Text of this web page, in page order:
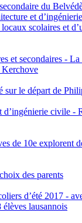
du
et
scolaires et
et secondaires -
Kerchove
sur le départ de
d’ingénierie civile -
de 10e explorent
des parents
d’été 2017 -
lausannois